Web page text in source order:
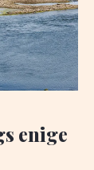
enige